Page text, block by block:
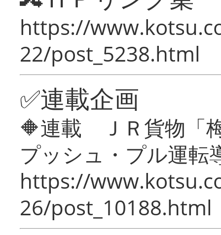
https://
22/post_5238.html
✅連載企画
🔶連載 ＪＲ貨物「
プッシュ・プル運転
https://
26/post_10188.html